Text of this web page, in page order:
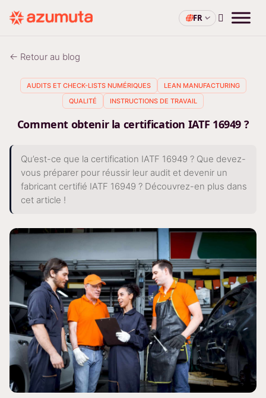
FR
← Retour au blog
AUDITS ET CHECK-LISTS NUMÉRIQUES
LEAN MANUFACTURING
QUALITÉ
INSTRUCTIONS DE TRAVAIL
Comment obtenir la certification IATF 16949 ?
Qu’est-ce que la certification IATF 16949 ? Que devez-
vous préparer pour réussir leur audit et devenir un
fabricant certifié IATF 16949 ? Découvrez-en plus dans
cet article !